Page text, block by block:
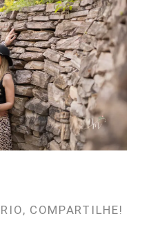
COMPARTILHE!